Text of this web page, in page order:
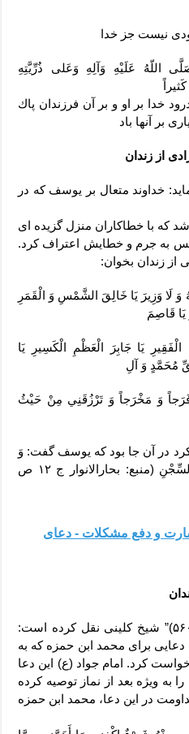
نيست جز خدا
اللّهُ عَلَيْهِ وَآلِهِ وَعَلى ذُرِّيَّتِهِ
خدا بر او و بر آن فرزندان پاك
بر آنها باد
از زندان
خداوند متعال بر یوسف که در
که با خطاکاران منزل گزیده ای
به جرم و خطایش اعتراف کرد.
از زندان بخوان:
وَ لَا وَزِيرَ يَا خَالِقَ الشَّمْسِ وَ الْقَمَرِ
قَاصِمَ
يَا جَابِرَ الْعَظْمِ الْكَسِيرِ يَا
مُحَمَّدٍ وَ آلِ
وَ مَخْرَجاً وَ تَرْزُقَنِي مِنْ حَيْثُ
در آن جا بود که یوسف گفت: وَ
قَدْ أَحْسَنَ بِي إِذْ أَخْرَجَنِي مِنَ السِّجْنِ‏ (منبع: بحارالانوار ج ۱۲ ص
و دفع مشکلات - دعای
در “جلد دوم اصول کافی (ص ۵۶۰)” شیخ کلینی نقل کرده است:
دعایی برای محمد ابن حمزه که به
کرد. امام جواد (ع) این دعا
به ویژه بعد از نماز توصیه کرده
در این دعا، محمد ابن حمزه